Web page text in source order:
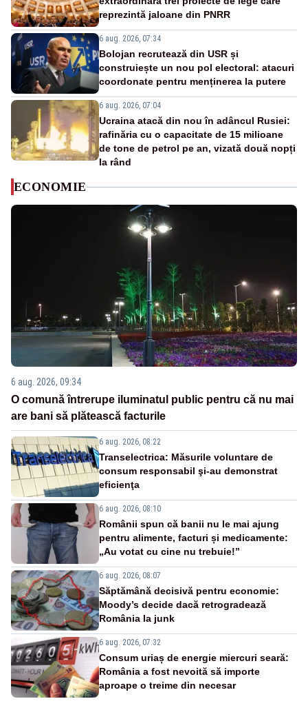
reprezintă jaloane din PNRR
6 aug. 2026, 07:34
Bolojan recrutează din USR și
construiește un nou pol electoral: atacuri
coordonate pentru menținerea la putere
6 aug. 2026, 07:04
Ucraina atacă din nou în adâncul Rusiei:
rafinăria cu o capacitate de 15 milioane
de tone de petrol pe an, vizată două nopți
la rând
ECONOMIE
6 aug. 2026, 09:34
O comună întrerupe iluminatul public pentru că nu mai
are bani să plătească facturile
6 aug. 2026, 08:22
Transelectrica: Măsurile voluntare de
consum responsabil şi-au demonstrat
eficienţa
6 aug. 2026, 08:10
Românii spun că banii nu le mai ajung
pentru alimente, facturi și medicamente:
„Au votat cu cine nu trebuie!”
6 aug. 2026, 08:07
Săptămână decisivă pentru economie:
Moody’s decide dacă retrogradează
România la junk
6 aug. 2026, 07:32
Consum uriaș de energie miercuri seară:
România a fost nevoită să importe
aproape o treime din necesar